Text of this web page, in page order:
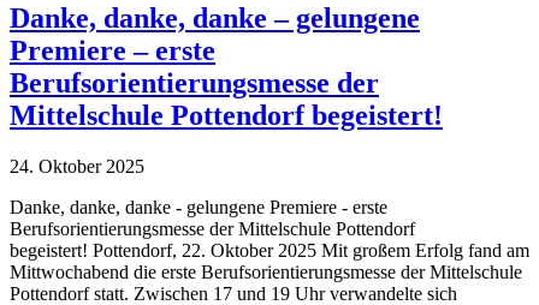
Danke, danke, danke – gelungene
Premiere – erste
Berufsorientierungsmesse der
Mittelschule Pottendorf begeistert!
24. Oktober 2025
Danke, danke, danke - gelungene Premiere - erste
Berufsorientierungsmesse der Mittelschule Pottendorf
begeistert! Pottendorf, 22. Oktober 2025 Mit großem Erfolg fand am
Mittwochabend die erste Berufsorientierungsmesse der Mittelschule
Pottendorf statt. Zwischen 17 und 19 Uhr verwandelte sich